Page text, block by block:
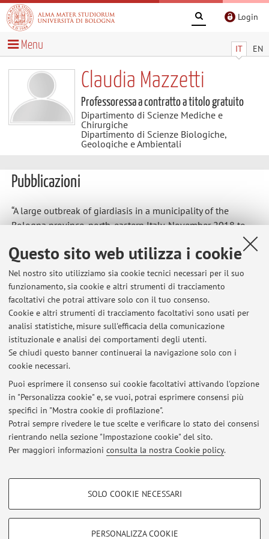
Questo sito web utilizza i cookie
Nel nostro sito utilizziamo sia cookie tecnici necessari per il suo
funzionamento, sia cookie e altri strumenti di tracciamento
facoltativi che potrai attivare solo con il tuo consenso.
Cookie e altri strumenti di tracciamento facoltativi sono usati per
analisi statistiche, misure sull'efficacia della comunicazione
istituzionale e analisi dei comportamenti degli utenti.
Se chiudi questo banner continuerai la navigazione solo con i
cookie necessari.
Puoi esprimere il consenso sui cookie facoltativi attivando l'opzione
in "Personalizza cookie" e, se vuoi, potrai esprimere consensi più
specifici in "Mostra cookie di profilazione".
Potrai sempre rivedere le tue scelte e verificare lo stato dei consensi
rientrando nella sezione "Impostazione cookie" del sito.
Per maggiori informazioni consulta la nostra Cookie policy.
COOKIE DI PROFILAZIONE - FACOLTATIVI
SOLO COOKIE NECESSARI
PERSONALIZZA COOKIE
Login
IT EN
Menu
Claudia Mazzetti
Professoressa a contratto a titolo gratuito
Dipartimento di Scienze Mediche e
Chirurgiche
Dipartimento di Scienze Biologiche,
Geologiche e Ambientali
Pubblicazioni
“A large outbreak of giardiasis in a municipality of the
Bologna province, north-eastern Italy, November 2018 to
Rosa, De Pascali Alessandra M, Ortalli Margherita, Liguori
Giovanna, Benvenuti Marco, Re Maria C, Pirani Roberta, Prete
Luciana,Mazzetti Claudia, Musti Muriel, Pizzi Lorenzo,
Sanna Tiziana, Cacciò Simone M. A large outbreak of
giardiasis in a municipality of the Bologna province, north-
eastern Italy, November 2018 to April 2019. Euro Surveill.
2021;26(35):pii=2001331. https://doi.org/10.2807/1560-
7917.ES.2021.26.35.2001331
Ultimi avvisi
Al momento non sono presenti avvisi.
Area riservata
Accedi tramiteloginper gestire tutti i contenuti del sito.